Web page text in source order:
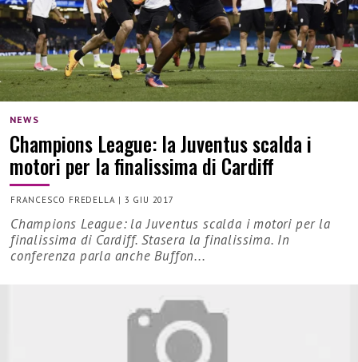
NEWS
Champions League: la Juventus scalda i
motori per la finalissima di Cardiff
FRANCESCO FREDELLA | 3 GIU 2017
Champions League: la Juventus scalda i motori per la
finalissima di Cardiff. Stasera la finalissima. In
conferenza parla anche Buffon...